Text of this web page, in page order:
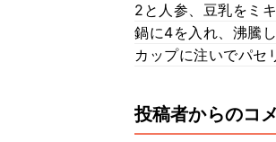
2と人参、豆乳をミ
鍋に4を入れ、沸騰
カップに注いでパ
投稿者からのコ